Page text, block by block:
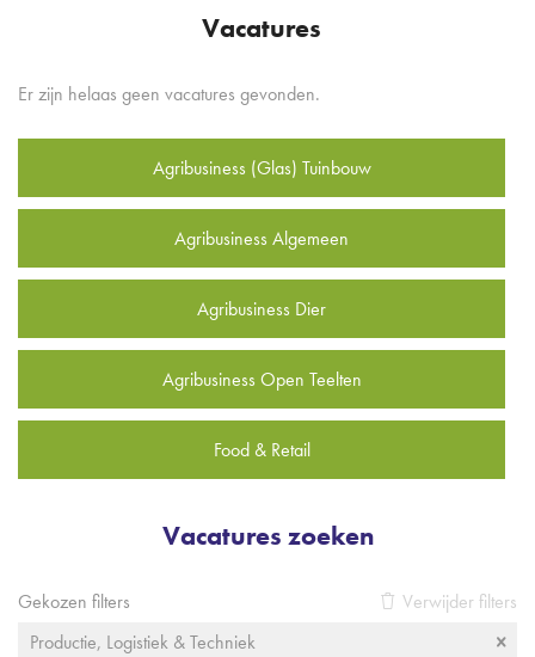
Vacatures
Er zijn helaas geen vacatures gevonden.
Agribusiness (Glas) Tuinbouw
Agribusiness Algemeen
Agribusiness Dier
Agribusiness Open Teelten
Food & Retail
Vacatures zoeken
Gekozen filters
Verwijder filters
Productie, Logistiek & Techniek